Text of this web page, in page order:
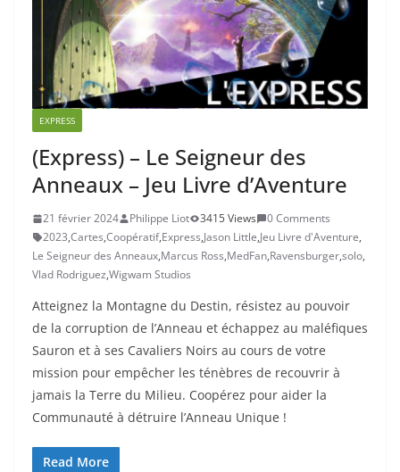
EXPRESS
(Express) – Le Seigneur des
Anneaux – Jeu Livre d’Aventure
21 février 2024 Philippe Liot 3415 Views
0 Comments
2023,Cartes,Coopératif,Express,Jason Little,Jeu Livre d'Aventure,
Le Seigneur des Anneaux,Marcus Ross,MedFan,Ravensburger,solo,
Vlad Rodriguez,Wigwam Studios
Atteignez la Montagne du Destin, résistez au pouvoir
de la corruption de l’Anneau et échappez au maléfiques
Sauron et à ses Cavaliers Noirs au cours de votre
mission pour empêcher les ténèbres de recouvrir à
jamais la Terre du Milieu. Coopérez pour aider la
Communauté à détruire l’Anneau Unique !
Read More